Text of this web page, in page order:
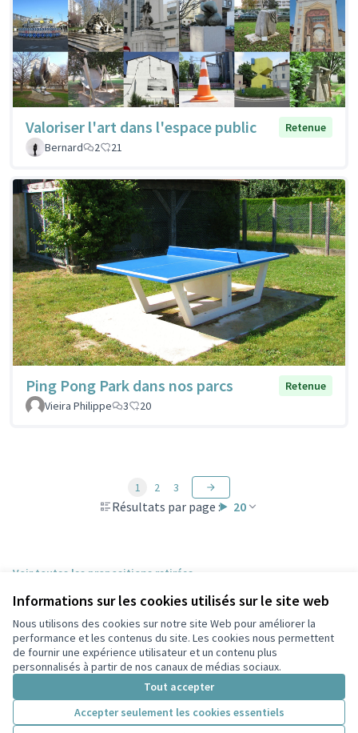
Informations sur les cookies utilisés sur le site web
Nous utilisons des cookies sur notre site Web pour améliorer la
performance et les contenus du site. Les cookies nous permettent
de fournir une expérience utilisateur et un contenu plus
personnalisés à partir de nos canaux de médias sociaux.
Tout accepter
Accepter seulement les cookies essentiels
Valoriser l'art dans l'espace public
Retenue
Bernard
2 21
Ping Pong Park dans nos parcs
Retenue
Vieira Philippe
3 20
Résultats par page : 20
1 2 3
Voir toutes les propositions retirées
Conditions d'utilisation
Paramètres des cookies
Participez Villeurbanne sur X
(Lien externe)
Participez Villeurbanne sur Facebook
Participez Villeurbanne sur Instagram
Participez Villeurbanne sur YouTube
(Lien externe)
Licence
(Lien